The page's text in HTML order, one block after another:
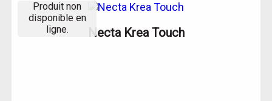
Necta Krea Touch
Produit non
disponible en
ligne.